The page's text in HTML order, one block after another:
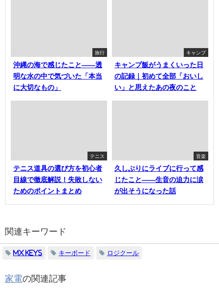
旅行
沖縄の海で感じたこと——透
明な水の中で気づいた「本当
に大切なもの」
キャンプ
キャンプ飯がうまくいった日
の記録｜初めて全部「おいし
い」と思えたあの夜のこと
テニス
テニス道具の選び方を初心者
目線で徹底解説！失敗しない
ためのポイントまとめ
音楽
久しぶりにライブに行って感
じたこと——生音の迫力に涙
が出そうになった話
関連キーワード
MX KEYS キーボード ロジクール
家電の関連記事